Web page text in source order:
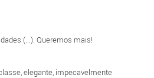
(...). Queremos mais!
elegante, impecavelmente